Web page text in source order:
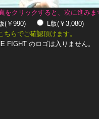
をクリックすると、次に進みま
(￥990)
L版(￥3,080)
らでご確認頂けます。
FIGHT のロゴは入りません。